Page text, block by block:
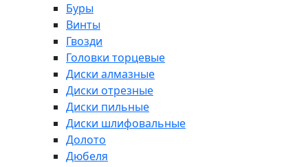
Буры
Винты
Гвозди
Головки торцевые
Диски алмазные
Диски отрезные
Диски пильные
Диски шлифовальные
Долото
Дюбеля